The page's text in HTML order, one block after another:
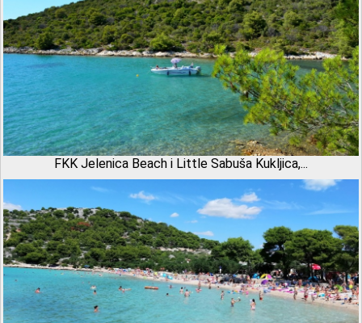
FKK Jelenica Beach i Little Sabuša Kukljica,...